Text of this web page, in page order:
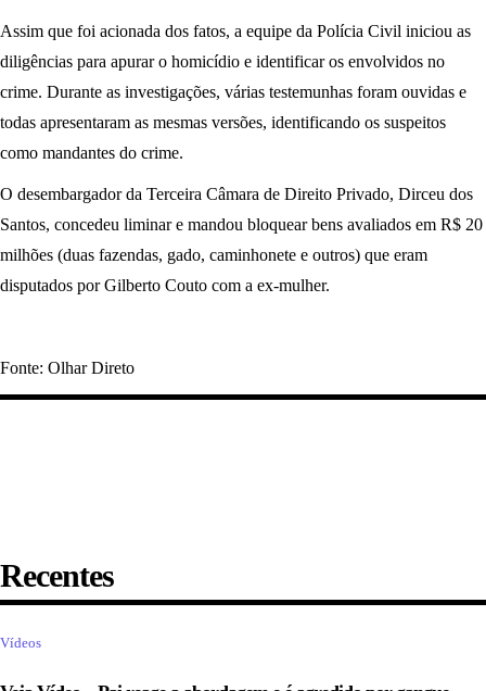
Assim que foi acionada dos fatos, a equipe da Polícia Civil iniciou as
diligências para apurar o homicídio e identificar os envolvidos no
crime. Durante as investigações, várias testemunhas foram ouvidas e
todas apresentaram as mesmas versões, identificando os suspeitos
como mandantes do crime.
O desembargador da Terceira Câmara de Direito Privado, Dirceu dos
Santos, concedeu liminar e mandou bloquear bens avaliados em R$ 20
milhões (duas fazendas, gado, caminhonete e outros) que eram
disputados por Gilberto Couto com a ex-mulher.
Fonte: Olhar Direto
Recentes
Vídeos